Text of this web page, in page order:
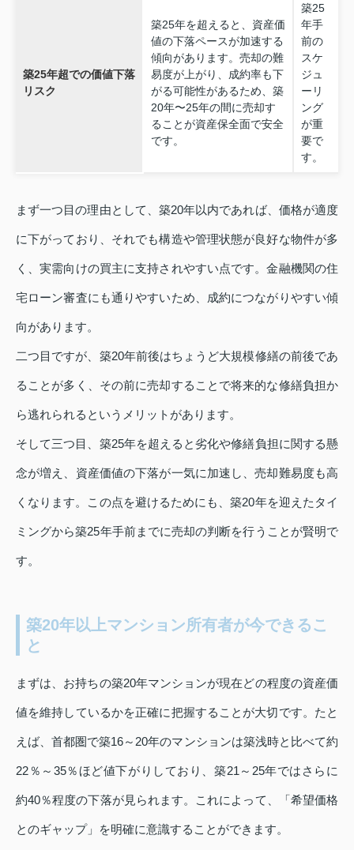
築25年超での価値下落
リスク
築25年を超えると、資産価
値の下落ペースが加速する
傾向があります。売却の難
易度が上がり、成約率も下
がる可能性があるため、築
20年〜25年の間に売却す
ることが資産保全面で安全
です。
築25
年手
前の
スケ
ジュ
ーリ
ング
が重
要で
す。
まず一つ目の理由として、築20年以内であれば、価格が適度
に下がっており、それでも構造や管理状態が良好な物件が多
く、実需向けの買主に支持されやすい点です。金融機関の住
宅ローン審査にも通りやすいため、成約につながりやすい傾
向があります。
二つ目ですが、築20年前後はちょうど大規模修繕の前後であ
ることが多く、その前に売却することで将来的な修繕負担か
ら逃れられるというメリットがあります。
そして三つ目、築25年を超えると劣化や修繕負担に関する懸
念が増え、資産価値の下落が一気に加速し、売却難易度も高
くなります。この点を避けるためにも、築20年を迎えたタイ
ミングから築25年手前までに売却の判断を行うことが賢明で
す。
築20年以上マンション所有者が今できるこ
と
まずは、お持ちの築20年マンションが現在どの程度の資産価
値を維持しているかを正確に把握することが大切です。たと
えば、首都圏で築16～20年のマンションは築浅時と比べて約
22％～35％ほど値下がりしており、築21～25年ではさらに
約40％程度の下落が見られます。これによって、「希望価格
とのギャップ」を明確に意識することができます。